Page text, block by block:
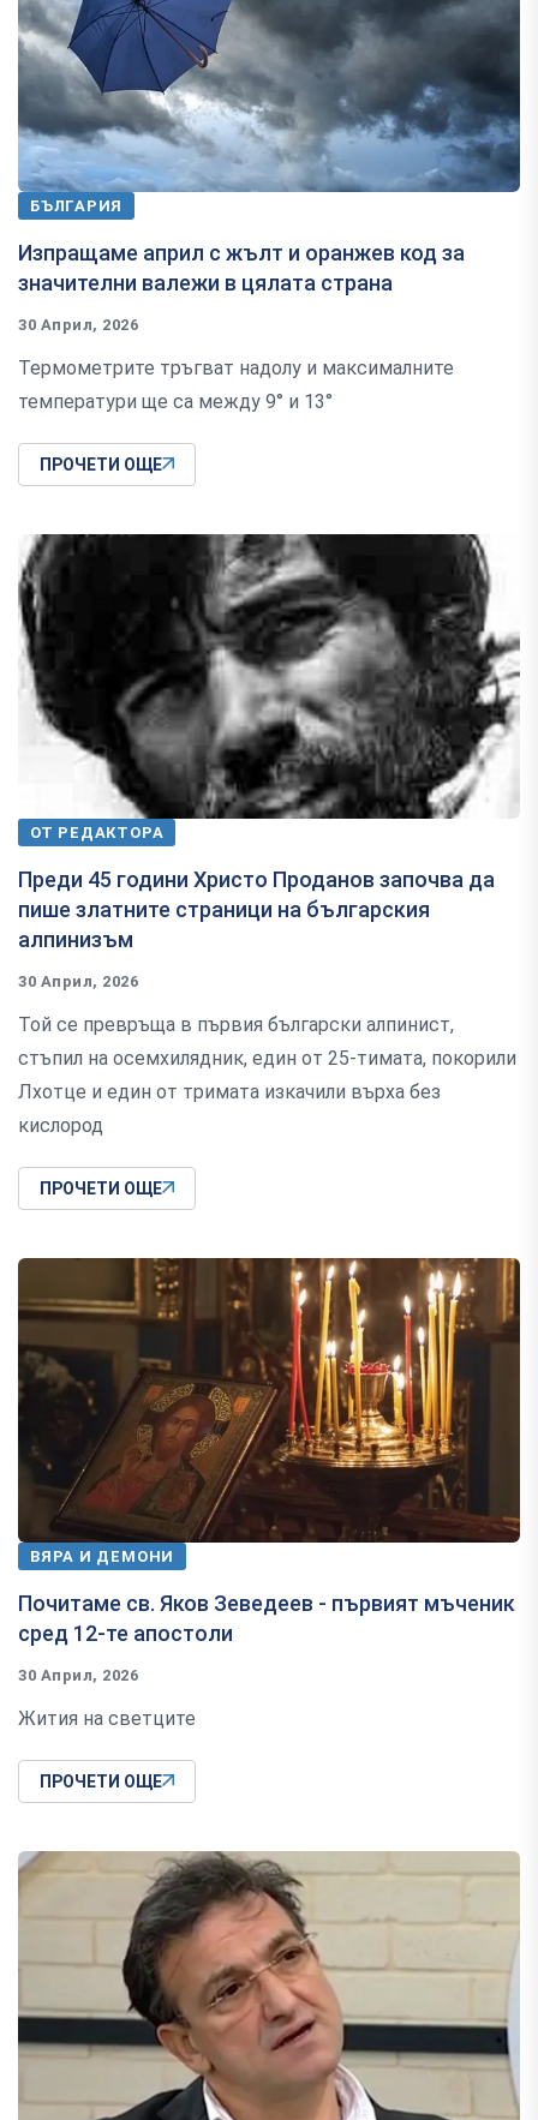
БЪЛГАРИЯ
Изпращаме април с жълт и оранжев код за
значителни валежи в цялата страна
30 Април, 2026
Термометрите тръгват надолу и максималните
температури ще са между 9° и 13°
ПРОЧЕТИ ОЩЕ
ОТ РЕДАКТОРА
Преди 45 години Христо Проданов започва да
пише златните страници на българския
алпинизъм
30 Април, 2026
Той се превръща в първия български алпинист,
стъпил на осемхилядник, един от 25-тимата, покорили
Лхотце и един от тримата изкачили върха без
кислород
ПРОЧЕТИ ОЩЕ
ВЯРА И ДЕМОНИ
Почитаме св. Яков Зеведеев - първият мъченик
сред 12-те апостоли
30 Април, 2026
Жития на светците
ПРОЧЕТИ ОЩЕ